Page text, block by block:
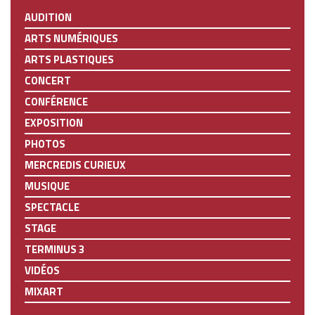
AUDITION
ARTS NUMÉRIQUES
ARTS PLASTIQUES
CONCERT
CONFÉRENCE
EXPOSITION
PHOTOS
MERCREDIS CURIEUX
MUSIQUE
SPECTACLE
STAGE
TERMINUS 3
VIDÉOS
MIXART